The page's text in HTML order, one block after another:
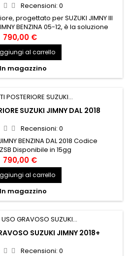
Recensioni: 0
progettato per SUZUKI JIMNY III
BENZINA 05-12, è la soluzione
e funzionalità. Realizzato
qualità, non solo protegge, ma
del tuo veicolo. Codice
Disponibile in 15gg
790,00 €
al carrello
In magazzino
SUZUKI JIMNY DAL 2018
Recensioni: 0
BENZINA DAL 2018 Codice
Disponibile in 15gg
790,00 €
al carrello
In magazzino
SUZUKI JIMNY 2018+
Recensioni: 0